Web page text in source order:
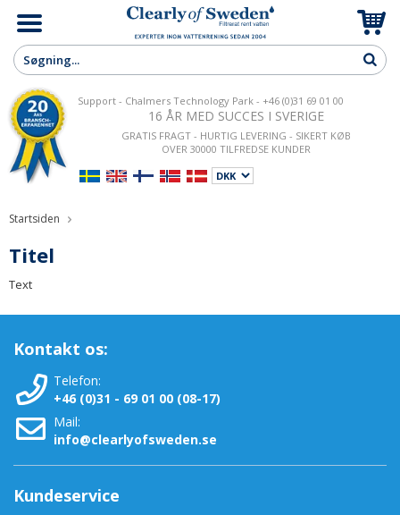
Support - Chalmers Technology Park - +46 (0)31 69 01 00
16 ÅR MED SUCCES I SVERIGE
GRATIS FRAGT - HURTIG LEVERING - SIKERT KØB
OVER 30000 TILFREDSE KUNDER
Startsiden
Titel
Text
Kontakt os:
Telefon:
+46 (0)31 - 69 01 00 (08-17)
Mail:
info@clearlyofsweden.se
Kundeservice